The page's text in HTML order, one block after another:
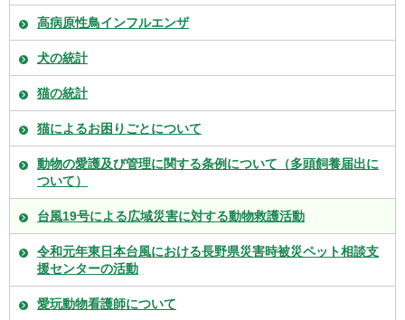
高病原性鳥インフルエンザ
犬の統計
猫の統計
猫によるお困りごとについて
動物の愛護及び管理に関する条例について（多頭飼養届出に
ついて）
台風19号による広域災害に対する動物救護活動
令和元年東日本台風における長野県災害時被災ペット相談支
援センターの活動
愛玩動物看護師について